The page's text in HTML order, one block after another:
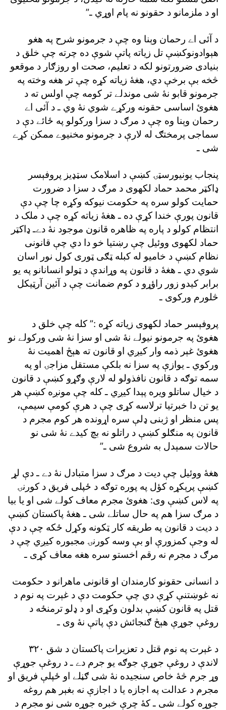
او د ملزمانو د حقونو نه پام اوړي ـ”
د آئى اے رحمان وېنا وه چې د جرمونو شرح په هغو
هېوادونوکښې تل زياته پاتې شوې ده چرته چې خلق د
بنيادى ضرورتونو لکه د تعليم، صحت او روزګار د موقعو
څخه بې برخې دي، هغۀ زياته کړه چې تر هغه وخته په
جرمونو قابو نۀ شى موندلے تر کومه چې اولس ته د
هغوئ اساسى حقونه ورکړے شوي نۀ وي ـ د آئى اے
رحمان وېنا وه چې د مرګ د سزا ورکولو په ځائے دې د
سماجى پرمختګ له لارې د جرمونو مخنيوے ممکن کړے
شى ـ
پنجاب يونيورسټۍ کښې د اسلامک سټډيز پروفېسر
ډاکټر محمد حماد لکهوى د مرګ د سزا د ضرورت
حمايت کولو سره په حکومت نيوکه وکړه چا چې دې
قانون پورې خندا کړې ده ـ هغۀ زياته کړه چې د ملک د
انتظام کولو د پاره په ظاهره قانون موجود نۀ دےـ ډاکټر
حماد لکهوى ووئيل چې رښتيا خو دا دي چې قانونى
نظام کښې د خاميو له کبله ټګى ټورى کول نور اسان
شوي دي ـ هغۀ د قانون په وړاندې د ټولو انسانانو په يو
برابر کيدو زور راؤړو د کوم ضمانت چې د آئين آرټيکل
څلورم ورکوى ـ
پروفېسر حماد لکهوى زياته کړه :” کله چې خلق د
هغوئ په جرمونو نيولے نۀ شى او سزا نۀ شى ورکولے نو
هغوئ غېر ذمه وار کيږي او قانون ته هېڅ اهميت نۀ
ورکوي ـ يوازې په سزا نه بلکې مستقل مزاجۍ او په
سمه توګه د قانون نافذولو له لارې وګړو کښې د قانون
د خيال ساتلو ويره پېدا کيږي ـ کله چې مونږه کښې هر
يو تن دا خبرتيا ترلاسه کړى چې د هرې کومې سيمې،
پس منظر او ژبنى ډلې سره اړونده هر کوم مجرم د
قانون په منګلو کښې د راتلو نه بچ کيدے نۀ شى نو
حالات سمېدل به شروع شى ـ”
هغۀ ووئيل چې ديت د مرګ د سزا متبادل نۀ دے ـ دې لړ
کښې پرېکړه کؤل په پوره توګه د ځپلى فريق د کورنۍ
په لاس کښې وى: هغوئ مجرم معاف کولے شى او يا بيا
د مرګ سزا هم په حال ساتلے شى ـ هغۀ پاکستان کښې
د ديت د قانون په طريقه کار ټکونه وکړل ځکه چې د دې
له وجې کمزورې او بې وسه کورنۍ مجبوره کيږي چې د
مرګ د مجرم نه رقم اخستو سره هغه معاف کړى ـ
د انسانى حقونو کارمندان او قانونى ماهرانو د حکومت
نه غوښتنې کړې دي چې حکومت دې د غېرت په نوم د
قتل په قانون کښې بدلون وکړى او د ډلو ترمنځه د
روغې جوړې هېڅ ګنجائش دې پاتې نۀ وى ـ
د غېرت په نوم قتل د تعزيرات پاکستان د شق ٣٢٠
لاندې د روغې جوړې جوګه يو جرم دے ـ د روغې جوړې
وړ جرم څۀ خاص سنجيده نۀ شى ګڼلے او ځپلې فريق او
مجرم د عدالت په اجازه يا د اجازې نه بغېر هم روغه
جوړه کولے شى ـ کۀ چرې خبره جوړه شى نو مجرم د